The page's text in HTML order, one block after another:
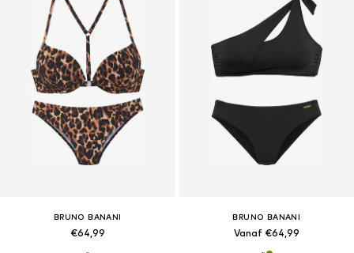
BRUNO BANANI
€64,99
BRUNO BANANI
Vanaf €64,99